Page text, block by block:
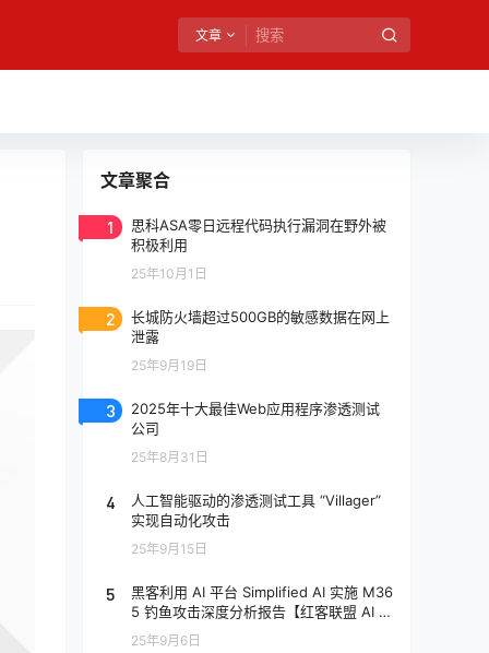
文章
文章聚合
1
思科ASA零日远程代码执行漏洞在野外被
积极利用
25年10月1日
2
长城防火墙超过500GB的敏感数据在网上
泄露
25年9月19日
3
2025年十大最佳Web应用程序渗透测试
公司
25年8月31日
4
人工智能驱动的渗透测试工具 “Villager”
实现自动化攻击
25年9月15日
5
黑客利用 AI 平台 Simplified AI 实施 M36
5 钓鱼攻击深度分析报告【红客联盟 AI 分
析】
25年9月6日